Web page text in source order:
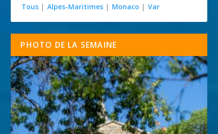
Tous | Alpes-Maritimes | Monaco | Var
PHOTO DE LA SEMAINE